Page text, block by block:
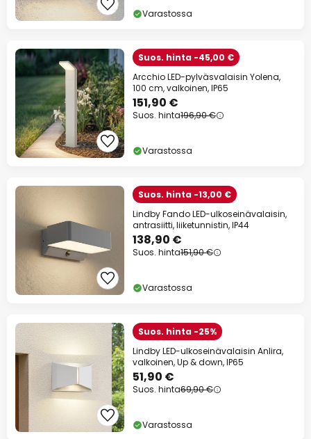
Varastossa
Suos. hinta -45,00 €
Arcchio LED-pylväsvalaisin Yolena,
100 cm, valkoinen, IP65
151,90 €
Suos. hinta196,90 €
Varastossa
Suos. hinta -13,00 €
Lindby Fando LED-ulkoseinävalaisin,
antrasiitti, liiketunnistin, IP44
138,90 €
Suos. hinta151,90 €
Varastossa
Suos. hinta -25%
Lindby LED-ulkoseinävalaisin Anlira,
valkoinen, Up & down, IP65
51,90 €
Suos. hinta69,90 €
Varastossa